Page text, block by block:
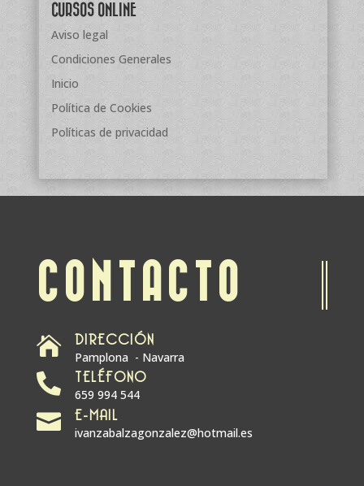
CURSOS ONLINE
Aviso legal
Condiciones Generales
Inicio
Política de Cookies
Políticas de privacidad
CONTACTO
 DIRECCIÓN
Pamplona - Navarra
 TELÉFONO
659 994 544
 E-MAIL
ivanzabalzagonzalez@hotmail.es